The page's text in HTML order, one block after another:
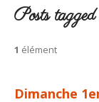
Posts tagged
1 élément
Dimanche